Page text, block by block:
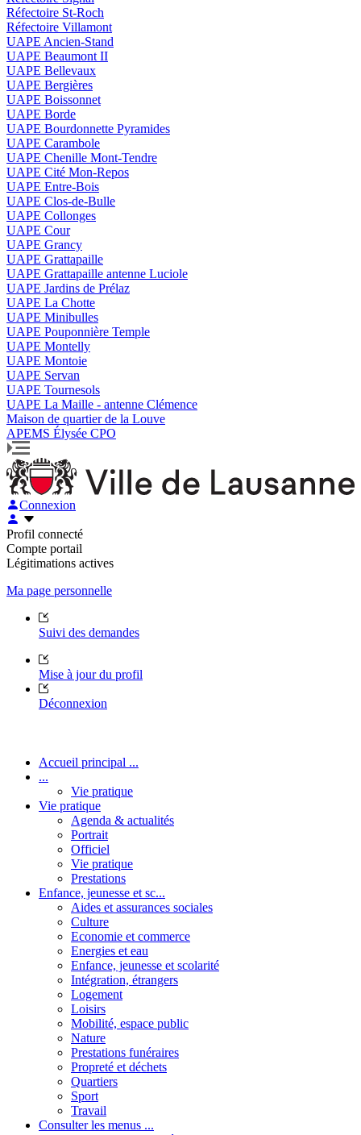
Réfectoire St-Roch
Réfectoire Villamont
UAPE Ancien-Stand
UAPE Beaumont II
UAPE Bellevaux
UAPE Bergières
UAPE Boissonnet
UAPE Borde
UAPE Bourdonnette Pyramides
UAPE Carambole
UAPE Chenille Mont-Tendre
UAPE Cité Mon-Repos
UAPE Entre-Bois
UAPE Clos-de-Bulle
UAPE Collonges
UAPE Cour
UAPE Grancy
UAPE Grattapaille
UAPE Grattapaille antenne Luciole
UAPE Jardins de Prélaz
UAPE La Chotte
UAPE Minibulles
UAPE Pouponnière Temple
UAPE Montelly
UAPE Montoie
UAPE Servan
UAPE Tournesols
UAPE La Maille - antenne Clémence
Maison de quartier de la Louve
APEMS Élysée CPO
Connexion
Profil connecté
Compte portail
Légitimations actives
Ma page personnelle
Suivi des demandes
Mise à jour du profil
Déconnexion
Accueil principal ...
...
Vie pratique
Vie pratique
Agenda & actualités
Portrait
Officiel
Vie pratique
Prestations
Enfance, jeunesse et sc...
Aides et assurances sociales
Culture
Economie et commerce
Energies et eau
Enfance, jeunesse et scolarité
Intégration, étrangers
Logement
Loisirs
Mobilité, espace public
Nature
Prestations funéraires
Propreté et déchets
Quartiers
Sport
Travail
Consulter les menus ...